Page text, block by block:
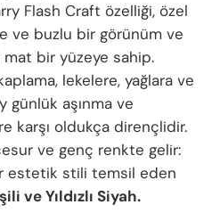
Flash Craft özelliği, özel
ve buzlu bir görünüm ve
bir yüzeye sahip.
lekelere, yağlara ve
günlük aşınma ve
karşı oldukça dirençlidir.
ve genç renkte gelir:
estetik stili temsil eden
ve Yıldızlı Siyah.